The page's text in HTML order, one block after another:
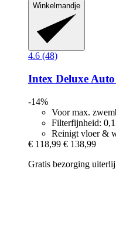
Winkelmandje
4.6 (48)
Intex Deluxe
-14%
Voor max.
Filterfijnheid:
Reinigt vloer &
€ 118,99 € 138,99
Gratis bezorging